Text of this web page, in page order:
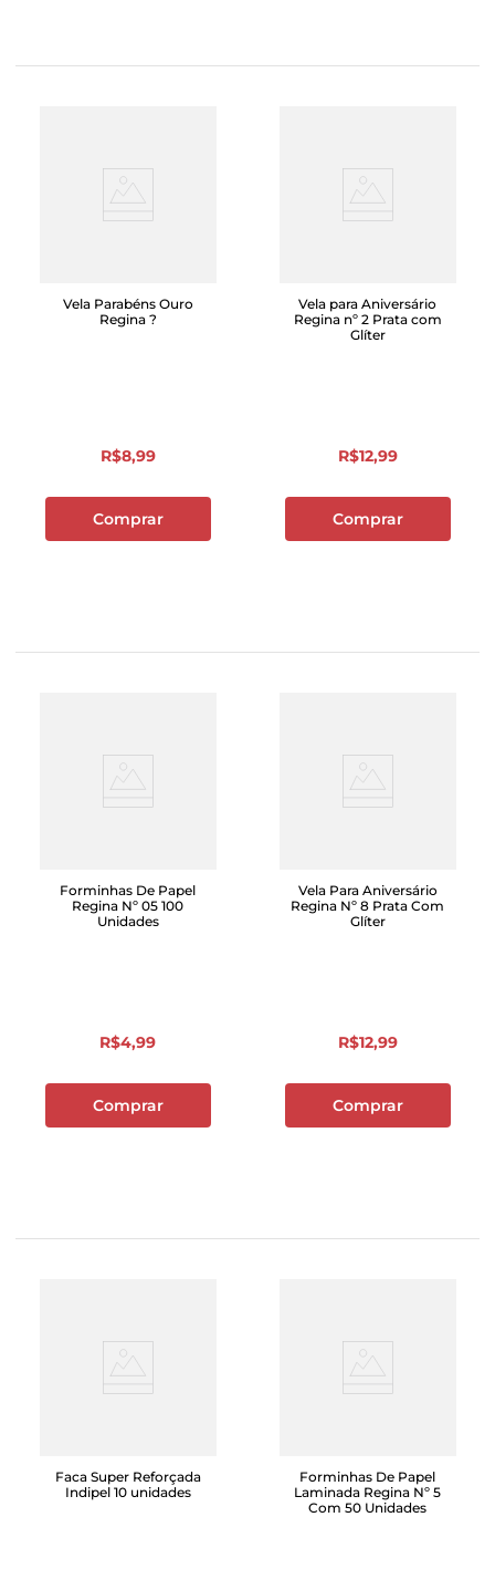
Vela Parabéns Ouro
Regina ?
R$8,99
Comprar
Vela para Aniversário
Regina nº 2 Prata com
Glíter
R$12,99
Comprar
Forminhas De Papel
Regina Nº 05 100
Unidades
R$4,99
Comprar
Vela Para Aniversário
Regina Nº 8 Prata Com
Glíter
R$12,99
Comprar
Faca Super Reforçada
Indipel 10 unidades
Forminhas De Papel
Laminada Regina Nº 5
Com 50 Unidades